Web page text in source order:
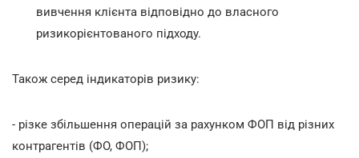
вивчення клієнта відповідно до власного
ризикорієнтованого підходу.
Також серед індикаторів ризику:
- різке збільшення операцій за рахунком ФОП від різних
контрагентів (ФО, ФОП);